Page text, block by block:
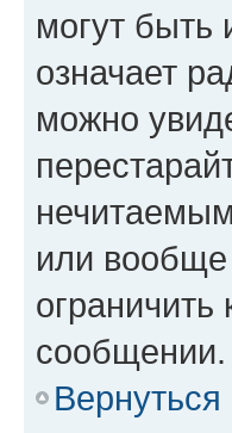
могут быть
означает
можно
или вообще
ограничить
сообщении.
Вернуться